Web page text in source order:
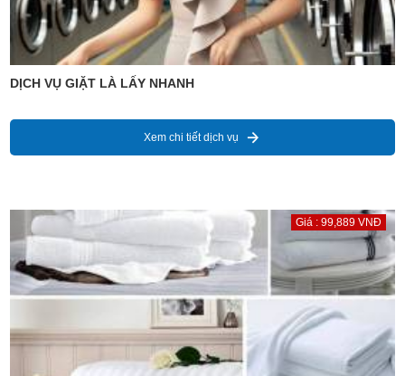
DỊCH VỤ GIẶT LÀ LẤY NHANH
Xem chi tiết dịch vụ
Giá : 99,889 VNĐ